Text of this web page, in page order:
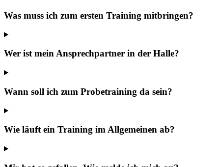
Was muss ich zum ersten Training mitbringen?
Wer ist mein Ansprechpartner in der Halle?
Wann soll ich zum Probetraining da sein?
Wie läuft ein Training im Allgemeinen ab?